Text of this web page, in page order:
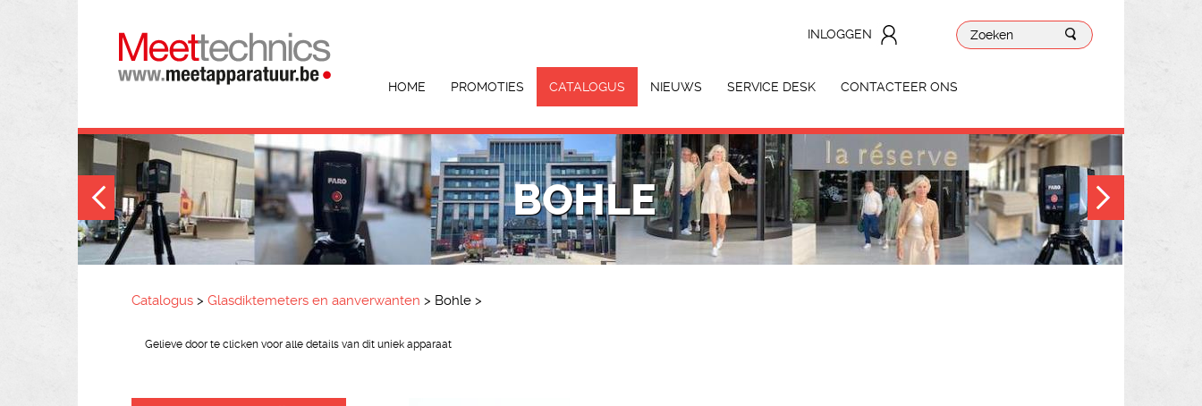
INLOGGEN
HOME PROMOTIES CATALOGUS NIEUWS SERVICE DESK CONTACTEER ONS
BOHLE
Catalogus > Glasdiktemeters en aanverwanten > Bohle >
Gelieve door te clicken voor alle details van dit uniek apparaat